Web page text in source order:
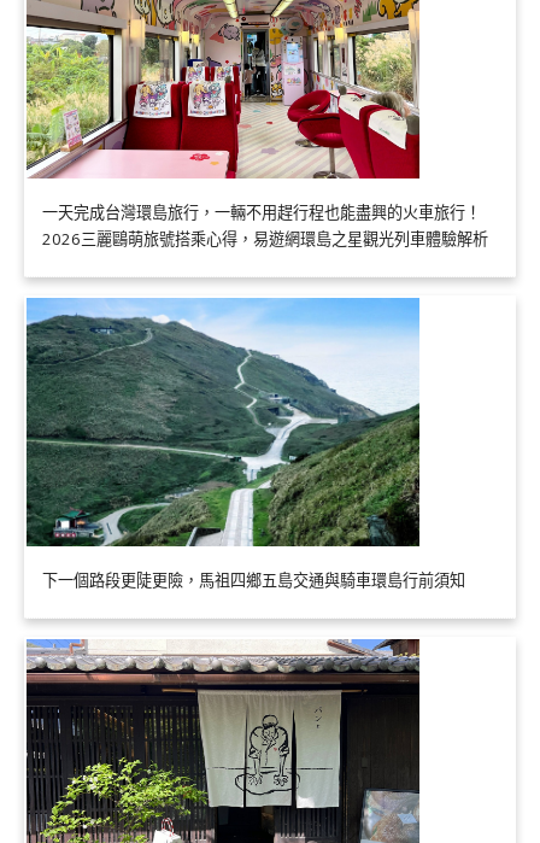
一天完成台灣環島旅行，一輛不用趕行程也能盡興的火車旅行！
2026三麗鷗萌旅號搭乘心得，易遊網環島之星觀光列車體驗解析
下一個路段更陡更險，馬祖四鄉五島交通與騎車環島行前須知